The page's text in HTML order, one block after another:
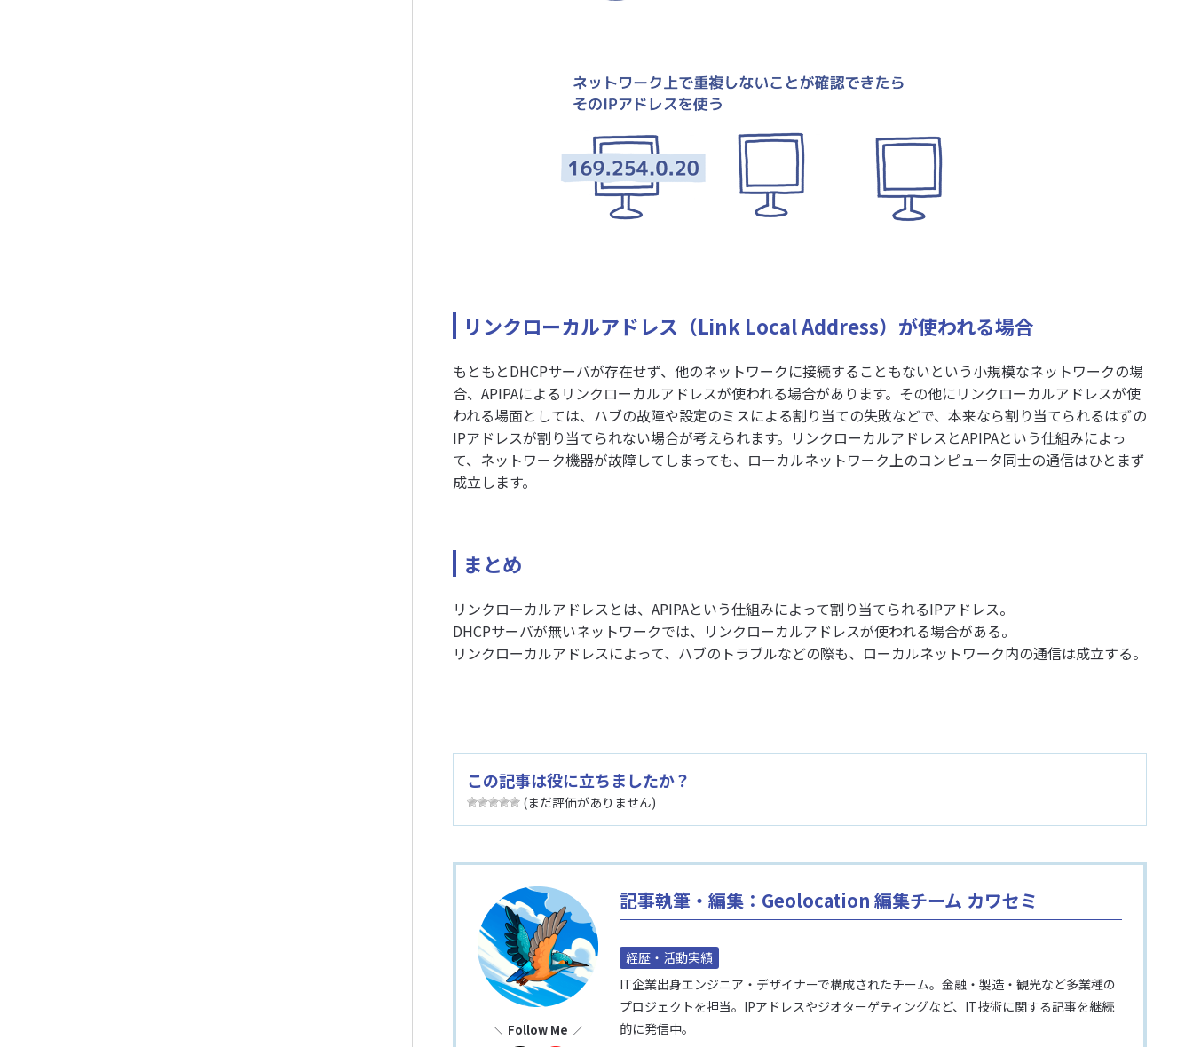
リンクローカルアドレス（Link Local Address）が使われる場合
もともとDHCPサーバが存在せず、他のネットワークに接続することもないという小規模なネットワークの場
合、APIPAによるリンクローカルアドレスが使われる場合があります。その他にリンクローカルアドレスが使
われる場面としては、ハブの故障や設定のミスによる割り当ての失敗などで、本来なら割り当てられるはずの
IPアドレスが割り当てられない場合が考えられます。リンクローカルアドレスとAPIPAという仕組みによっ
て、ネットワーク機器が故障してしまっても、ローカルネットワーク上のコンピュータ同士の通信はひとまず
成立します。
まとめ
リンクローカルアドレスとは、APIPAという仕組みによって割り当てられるIPアドレス。
DHCPサーバが無いネットワークでは、リンクローカルアドレスが使われる場合がある。
リンクローカルアドレスによって、ハブのトラブルなどの際も、ローカルネットワーク内の通信は成立する。
この記事は役に立ちましたか？
(まだ評価がありません)
記事執筆・編集：Geolocation 編集チーム カワセミ
経歴・活動実績
IT企業出身エンジニア・デザイナーで構成されたチーム。金融・製造・観光など多業種の
プロジェクトを担当。IPアドレスやジオターゲティングなど、IT技術に関する記事を継続
的に発信中。
Follow Me